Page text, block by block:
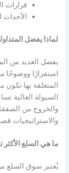
قرارات
الأحداث
لماذا يفضل
يفضل العديد من
استقرارًا ووضوحًا
المتعلقة بها
السيولة العالية
والخروج من
والاستراتيجيات
ما هي السلع الأكثر
يُعتبر سوق السلع